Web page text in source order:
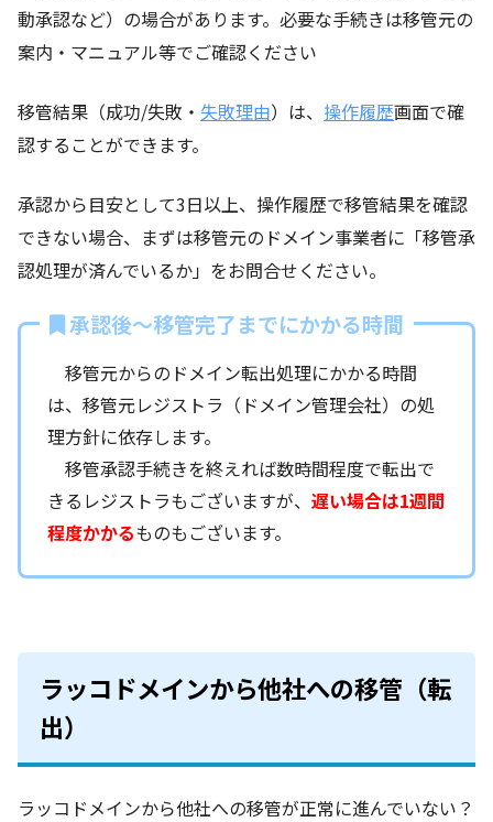
動承認など）の場合があります。必要な手続きは移管元の
案内・マニュアル等でご確認ください
移管結果（成功/失敗・ 失敗理由）は、 操作履歴画面で確
認することができます。
承認から目安として3日以上、操作履歴で移管結果を確認
できない場合、まずは移管元のドメイン事業者に「移管承
認処理が済んでいるか」をお問合せください。
承認後～移管完了までにかかる時間
移管元からのドメイン転出処理にかかる時間
は、移管元レジストラ（ドメイン管理会社）の処
理方針に依存します。
移管承認手続きを終えれば数時間程度で転出で
きるレジストラもございますが、 遅い場合は1週間
程度かかるものもございます。
ラッコドメインから他社への移管（転
出）
ラッコドメインから他社への移管が正常に進んでいない？